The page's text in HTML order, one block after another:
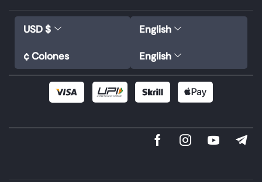
USD $
¢ Colones
English
English